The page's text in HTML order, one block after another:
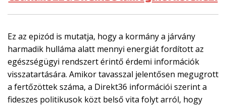
Ez az epizód is mutatja, hogy a kormány a járvány
harmadik hulláma alatt mennyi energiát fordított az
egészségügyi rendszert érintő érdemi információk
visszatartására. Amikor tavasszal jelentősen megugrott
a fertőzöttek száma, a Direkt36 információi szerint a
fideszes politikusok közt belső vita folyt arról, hogy